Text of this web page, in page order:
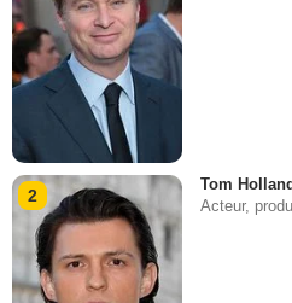
2
Tom
Acteur,